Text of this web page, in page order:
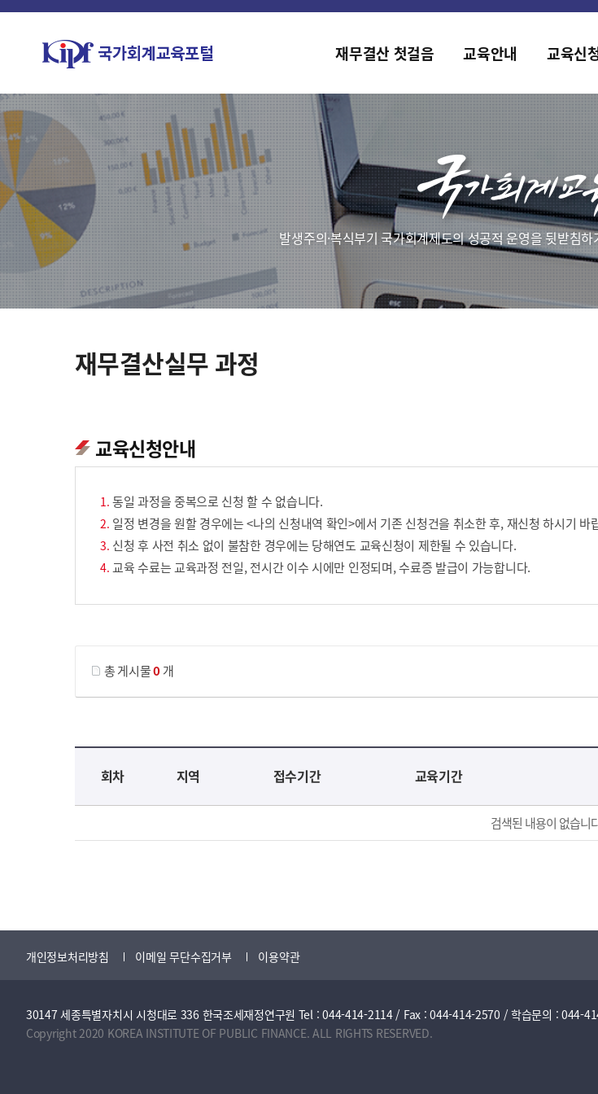
홈페이지가 새롭게 개편되었습니
재무결산 첫걸음 교육안내 교육신
발생주의·복식부기 국가회계제도의 성공적 운영을 뒷받침
재무결산실무 과정
교육신청안내
동일 과정을 중복으로 신청 할 수 없습니다.
일정 변경을 원할 경우에는 <나의 신청내역 확인>에서 기존 신청건을 취소한 후, 재신청 하시기 바
신청 후 사전 취소 없이 불참한 경우에는 당해연도 교육신청이 제한될 수 있습니다.
교육 수료는 교육과정 전일, 전시간 이수 시에만 인정되며, 수료증 발급이 가능합니다.
총 게시물0개
교육신청 목록을 나타낸 표로 회차, 지역, 접수기간, 교육기간, 교육장소, 신청인원/모집인원, 상태로 나뉘어 설명합니다.
회차 지역 접수기간 교육기간
검색된 내용이 없습니
개인정보처리방침 이메일 무단수집거부 이용약관
30147 세종특별자치시 시청대로 336 한국조세재정연구원 Tel : 044-414-2114 / Fax : 044-414-2570 / 학습문의 : 044-
Copyright 2020 KOREA INSTITUTE OF PUBLIC FINANCE. ALL RIGHTS RESERVED.